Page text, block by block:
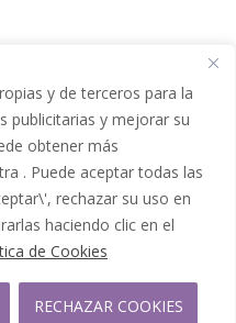
y de terceros para la
publicitarias y mejorar su
obtener más
. Puede aceptar todas las
rechazar su uso en
haciendo clic en el
de Cookies
RECHAZAR COOKIES
- 2026 |